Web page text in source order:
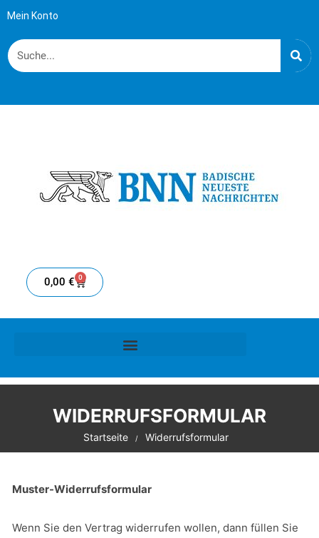
Mein Konto
0,00 € 0
WIDERRUFSFORMULAR
Startseite Widerrufsformular
Muster-Widerrufsformular
Wenn Sie den Vertrag widerrufen wollen, dann füllen Sie